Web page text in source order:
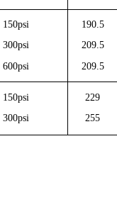
150psi
300psi
600psi
190.5
209.5
209.5
150psi
300psi
229
255